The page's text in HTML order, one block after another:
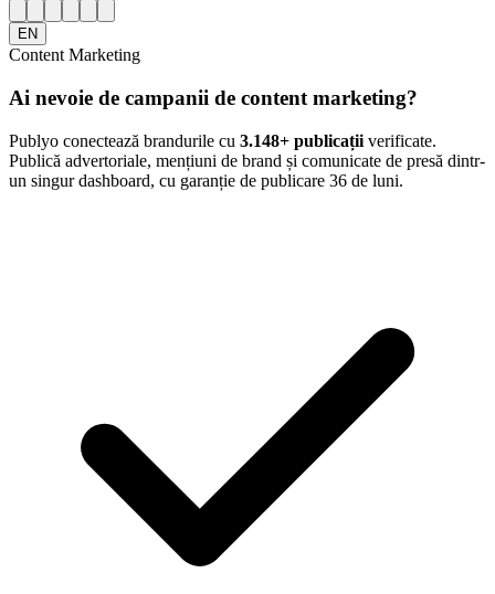
EN
Content Marketing
Ai nevoie de campanii de content marketing?
Publyo conectează brandurile cu 3.148+ publicații verificate.
Publică advertoriale, mențiuni de brand și comunicate de presă dintr-
un singur dashboard, cu garanție de publicare 36 de luni.